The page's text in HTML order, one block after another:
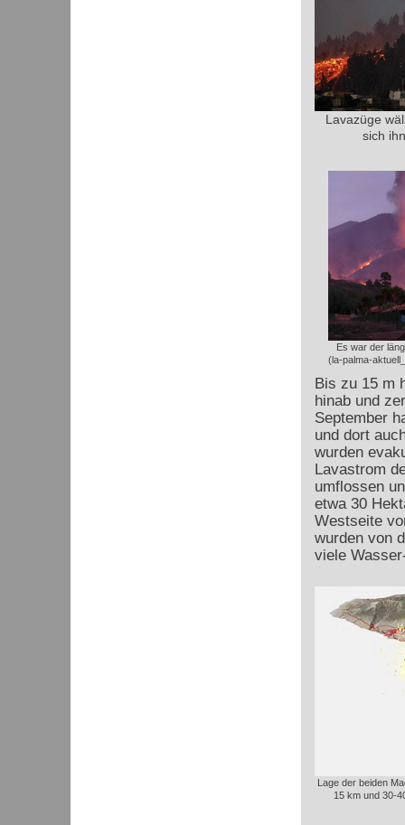
Lavazüge
sich
Es war der
(la-palma-
Bis zu 15 m
hinab und
September
und dort
wurden
Lavastrom
umflossen
etwa 30
Westseite
wurden von
viele
Lage der beiden
15 km und 30-